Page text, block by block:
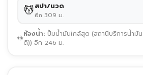
0 ม.
💆สปา/นวด
อีก 309 ม.
🚻ห้องน้ำ: ปั้มน้ำมันใกล้สุด (สถานีบริการน้ำมั
ดี)) อีก 246 ม.